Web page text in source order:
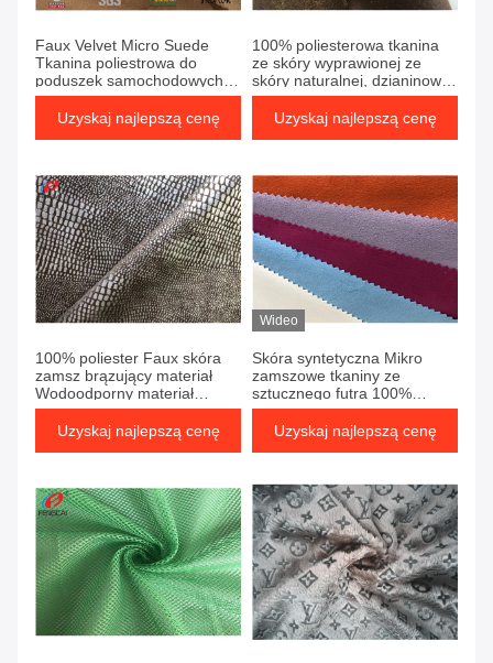
Faux Velvet Micro Suede
Tkanina poliestrowa do
poduszek samochodowych
Poszewki na poduszki
Uzyskaj najlepszą cenę
100% poliesterowa tkanina
ze skóry wyprawionej ze
skóry naturalnej, dzianinowa
tkanina z zamszu
Uzyskaj najlepszą cenę
100% poliester Faux skóra
zamsz brązujący materiał
Wodoodporny materiał
tekstylny na sofę
Uzyskaj najlepszą cenę
Wideo
Skóra syntetyczna Mikro
zamszowe tkaniny ze
sztucznego futra 100%
dzianina poliestrowa
Uzyskaj najlepszą cenę